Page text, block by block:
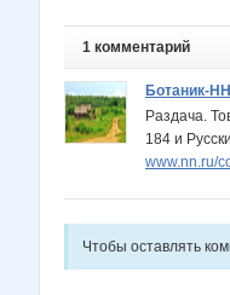
1 комментарий
Ботаник-НН
Раздача.
184 и
www.nn.ru/
Чтобы оставлять